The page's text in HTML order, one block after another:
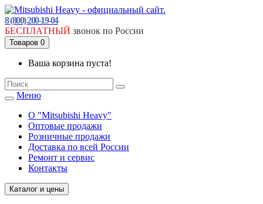
8 (800) 200-19-04
БЕСПЛАТНЫЙ звонок по России
Товаров 0
Ваша корзина пуста!
Меню
О "Mitsubishi Heavy"
Оптовые продажи
Розничные продажи
Доставка по всей России
Ремонт и сервис
Контакты
Каталог и цены